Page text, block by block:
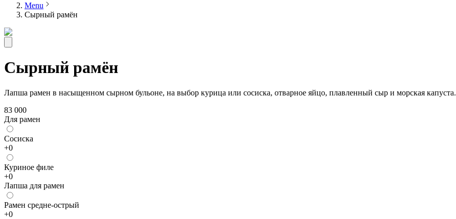
Menu
Сырный рамён
Сырный рамён
Лапша рамен в насыщенном сырном бульоне, на выбор курица или сосиска, отварное яйцо, плавленный сыр и морская капуста.
83 000
Для рамен
Сосиска
+0
Куриное филе
+0
Лапша для рамен
Рамен средне-острый
+0